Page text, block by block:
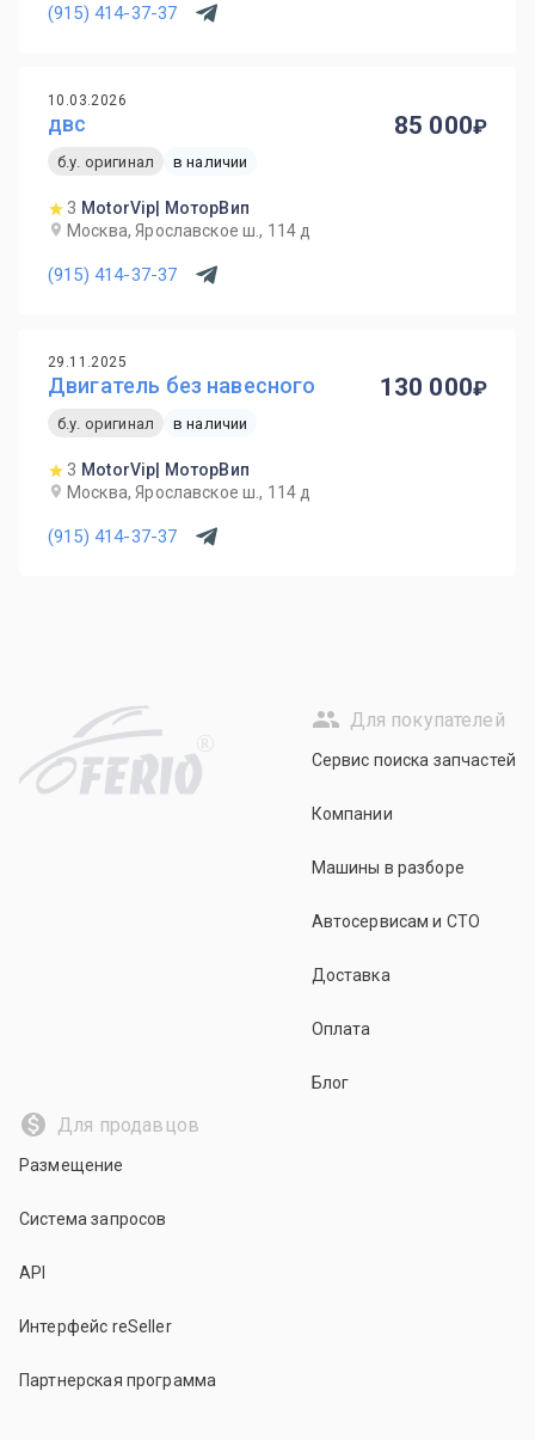
(915) 414-37-37
10.03.2026
двс
б.у. оригинал в наличии
3 MotorVip| МоторВип
Москва, Ярославское ш., 114 д
(915) 414-37-37
85 000
29.11.2025
Двигатель без навесного
б.у. оригинал в наличии
3 MotorVip| МоторВип
Москва, Ярославское ш., 114 д
(915) 414-37-37
130 000
R
Для покупателей
Сервис поиска запчастей
Компании
Машины в разборе
Автосервисам и СТО
Доставка
Оплата
Блог
Для продавцов
Размещение
Система запросов
API
Интерфейс reSeller
Партнерская программа